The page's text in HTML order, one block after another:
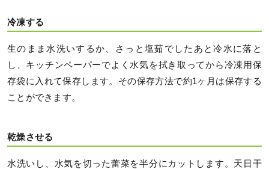
冷凍する
生のまま水洗いするか、さっと塩茹でしたあと冷水に落と
し、キッチンペーパーでよく水気を拭き取ってから冷凍用保
存袋に入れて保存します。その保存方法で約1ヶ月は保存する
ことができます。
乾燥させる
水洗いし、水気を切った蕾菜を半分にカットします。天日干